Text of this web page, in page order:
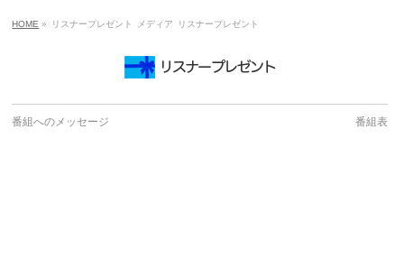
HOME » リスナープレゼント メディア リスナープレゼント
番組へのメッセージ 番組表